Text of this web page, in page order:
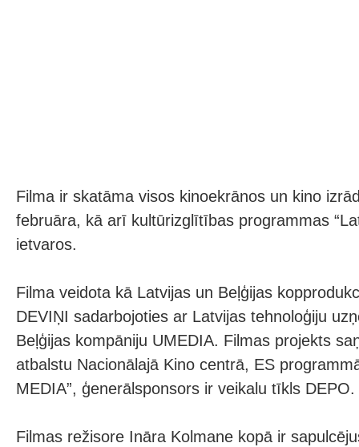
Filma ir skatāma visos kinoekrānos un kino
februāra, kā arī kultūrizglītības programmas
ietvaros.
Filma veidota kā Latvijas un Beļģijas
DEVIŅI sadarbojoties ar Latvijas tehnoloģiju
Beļģijas kompāniju UMEDIA. Filmas projekts
atbalstu Nacionālajā Kino centrā, ES
MEDIA”, ģenerālsponsors ir veikalu tīkls DEPO.
Filmas režisore Ināra Kolmane kopā ir